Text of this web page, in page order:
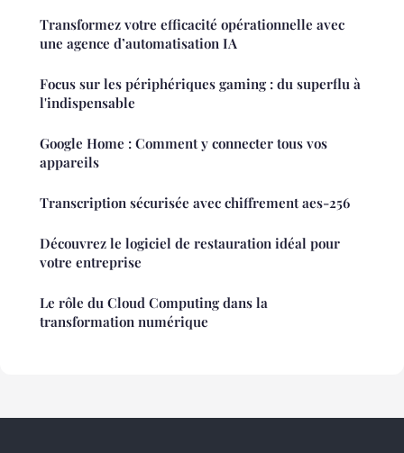
Transformez votre efficacité opérationnelle avec
une agence d’automatisation IA
Focus sur les périphériques gaming : du superflu à
l'indispensable
Google Home : Comment y connecter tous vos
appareils
Transcription sécurisée avec chiffrement aes-256
Découvrez le logiciel de restauration idéal pour
votre entreprise
Le rôle du Cloud Computing dans la
transformation numérique